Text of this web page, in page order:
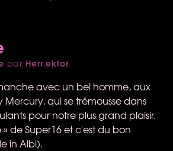
par Herr.ektor
avec un bel homme, aux
Mercury, qui se trémousse dans
pour notre plus grand plaisir.
de Super16 et c'est du bon
in Albi).